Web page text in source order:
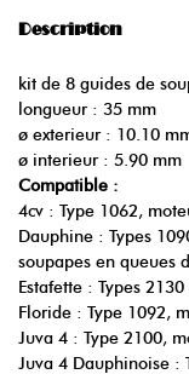
Description
kit de 8 guides de
longueur : 35 mm
ø exterieur : 10.10
ø interieur : 5.90 mm
Compatible :
4cv : Type 1062,
Dauphine : Types
soupapes en queues
Estafette : Types
Floride : Type 1092,
Juva 4 : Type 2100,
Juva 4 Dauphinoise :